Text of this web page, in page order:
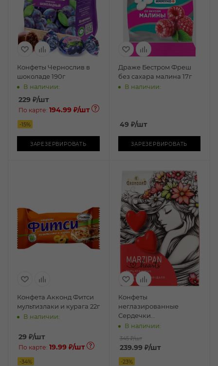
Конфеты Чернослив в
шоколаде 190г
В наличии:
229 ₽/шт
По карте: 194.99 ₽/шт
-15%
ЗАРЕЗЕРВИРОВАТЬ
Драже Бестром Фреш
без сахара малина 17г
В наличии:
49₽/шт
ЗАРЕЗЕРВИРОВАТЬ
Конфета Акконд Фитси
мультизлаки и курага 22г
В наличии:
29 ₽/шт
По карте: 19.99 ₽/шт
-34%
Конфеты
неглазированные
Сердечки
Марципановые 70г
В наличии:
345 ₽/шт
239.99₽/шт
-23%